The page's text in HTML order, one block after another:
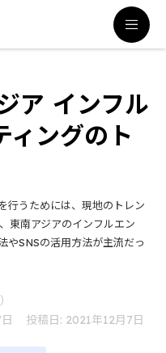
ア インフル
ィングのト
行うためには、現地のトレン
東南アジアのインフルエン
やSNSの活用方法が主流だっ
投稿日: 2021年12月7日